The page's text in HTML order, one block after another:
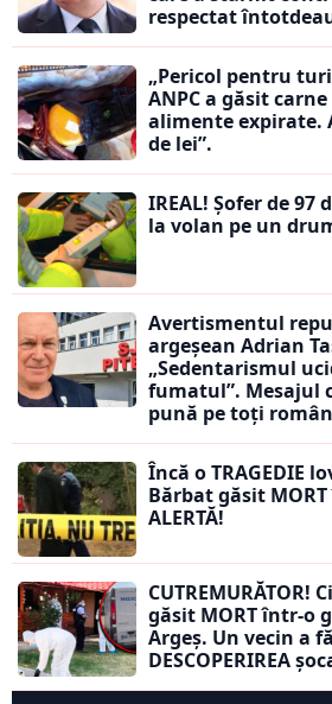
respectat
„Pericol pentru
ANPC a găsit
alimente expirate.
de lei”.
IREAL! Șofer de 97
la volan pe un
Avertismentul
argeșean Adrian
„Sedentarismul
fumatul”. Mesajul
pună pe toți
Încă o TRAGEDIE
Bărbat găsit
ALERTĂ!
CUTREMURĂTOR!
găsit MORT într-o
Argeș. Un vecin a
DESCOPERIREA